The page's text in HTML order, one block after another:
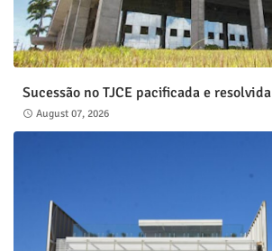
Sucessão no TJCE pacificada e resolvida
August 07, 2026